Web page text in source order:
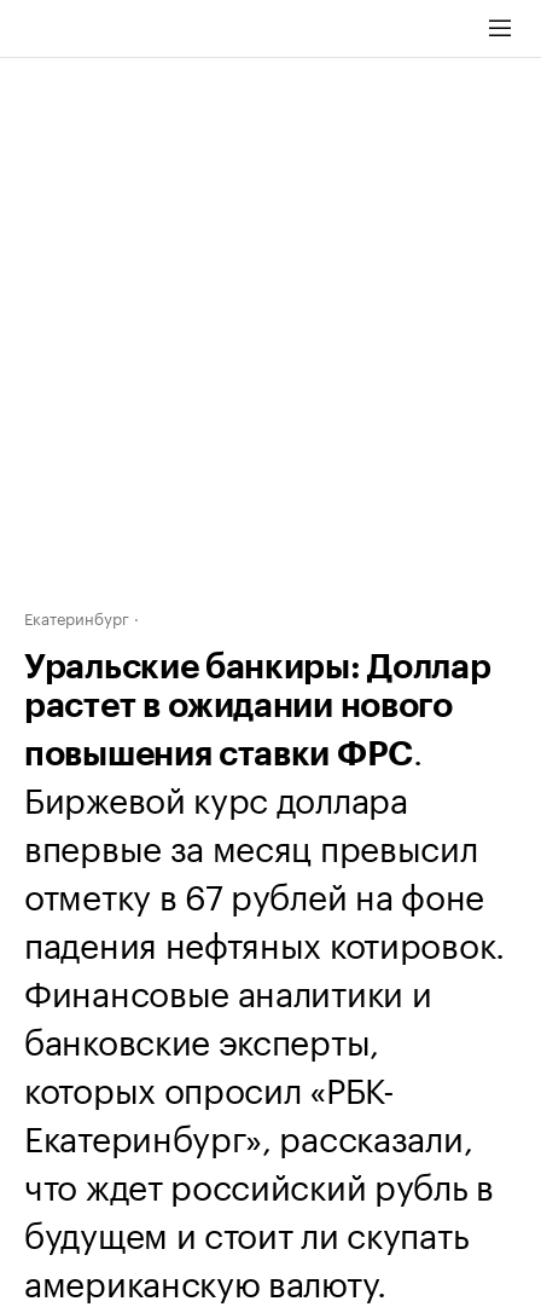
Екатеринбург
Уральские банкиры: Доллар
растет в ожидании нового
повышения ставки ФРС.
Биржевой курс доллара
впервые за месяц превысил
отметку в 67 рублей на фоне
падения нефтяных котировок.
Финансовые аналитики и
банковские эксперты,
которых опросил «РБК-
Екатеринбург», рассказали,
что ждет российский рубль в
будущем и стоит ли скупать
американскую валюту.